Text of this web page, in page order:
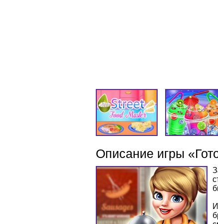
Описание игры